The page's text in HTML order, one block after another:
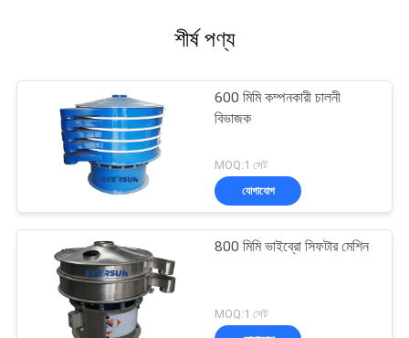
শীর্ষ পণ্য
600 মিমি কম্পনকারী চালনী
বিভাজক
MOQ:1 সেট
যোগাযোগ
800 মিমি ভাইব্রো সিফটার মেশিন
MOQ:1 সেট